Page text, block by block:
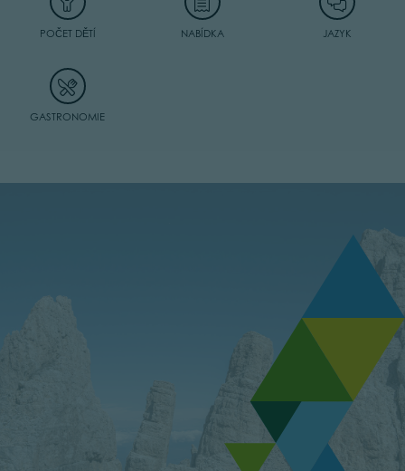
POČET DĚTÍ NABÍDKA JAZYK
GASTRONOMIE